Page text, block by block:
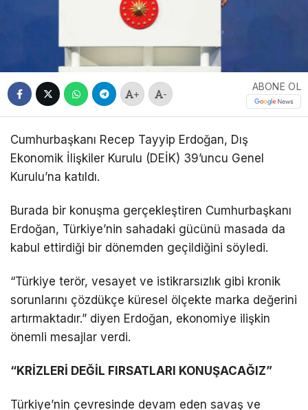
+ -
ABONE OL
Cumhurbaşkanı Recep Tayyip Erdoğan, Dış
Ekonomik İlişkiler Kurulu (DEİK) 39’uncu Genel
Kurulu’na katıldı.
Burada bir konuşma gerçekleştiren Cumhurbaşkanı
Erdoğan, Türkiye’nin sahadaki gücünü masada da
kabul ettirdiği bir dönemden geçildiğini söyledi.
“Türkiye terör, vesayet ve istikrarsızlık gibi kronik
sorunlarını çözdükçe küresel ölçekte marka değerini
artırmaktadır.” diyen Erdoğan, ekonomiye ilişkin
önemli mesajlar verdi.
“KRİZLERİ DEĞİL FIRSATLARI KONUŞACAĞIZ”
Türkiye’nin çevresinde devam eden savaş ve